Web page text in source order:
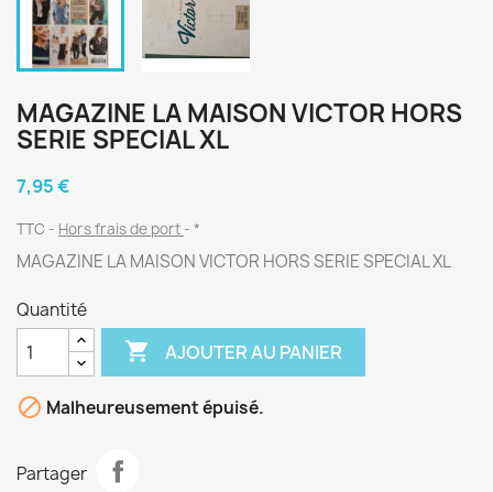
MAGAZINE LA MAISON VICTOR HORS
SERIE SPECIAL XL
7,95 €
TTC Hors frais de port *
MAGAZINE LA MAISON VICTOR HORS SERIE SPECIAL XL
Quantité
 AJOUTER AU PANIER
 Malheureusement épuisé.
Partager